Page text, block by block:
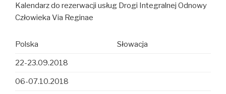
Kalendarz do rezerwacji usług Drogi Integralnej Odnowy
Człowieka Via Reginae
Polska Słowacja
22-23.09.2018
06-07.10.2018